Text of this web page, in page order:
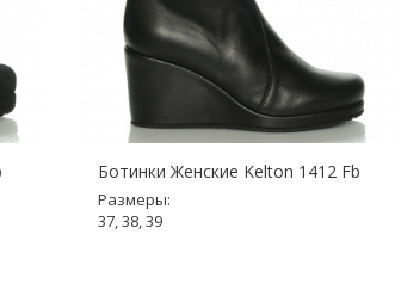
Ботинки Женские Kelton 1412 Fb
Размеры:
37, 38, 39